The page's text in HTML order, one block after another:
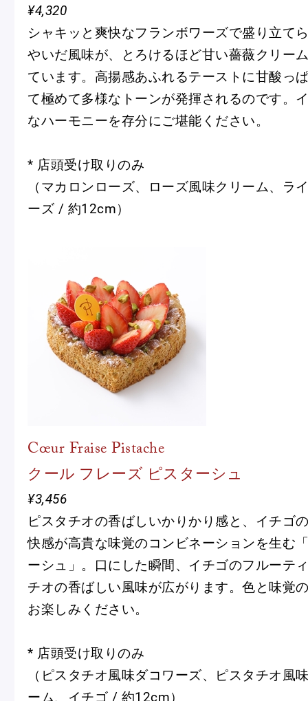
¥4,320
シャキッと爽快なフランボワーズで盛り立て
やいだ風味が、とろけるほど甘い薔薇クリー
ています。高揚感あふれるテーストに甘酸っ
て極めて多様なトーンが発揮されるのです。
なハーモニーを存分にご堪能ください。
* 店頭受け取りのみ
（マカロンローズ、ローズ風味クリーム、ラ
ーズ / 約12cm）
Cœur Fraise Pistache
クール フレーズ ピスターシュ
¥3,456
ピスタチオの香ばしいかりかり感と、イチゴ
快感が高貴な味覚のコンビネーションを生む
ーシュ」。口にした瞬間、イチゴのフルーテ
チオの香ばしい風味が広がります。色と味覚
お楽しみください。
* 店頭受け取りのみ
（ピスタチオ風味ダコワーズ、ピスタチオ風
ーム、イチゴ / 約12cm）